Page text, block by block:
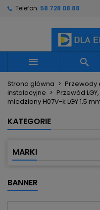
Telefon: 58 728 08 88
 
Strona główna Przewody
instalacyjne
Przewód
miedziany H07V-k LGY 1,5
KATEGORIE
MARKI
BANNER
Utwórz nową listę
Nazwa listy życzeń
Musisz być
swojej liście życzeń.